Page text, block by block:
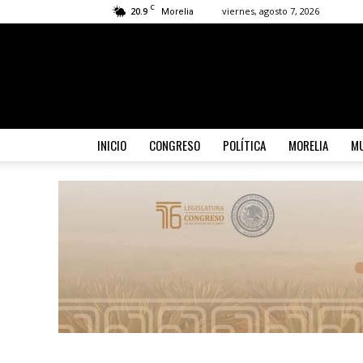
20.9 C Morelia viernes, agosto 7, 2026
INICIO CONGRESO POLÍTICA MORELIA